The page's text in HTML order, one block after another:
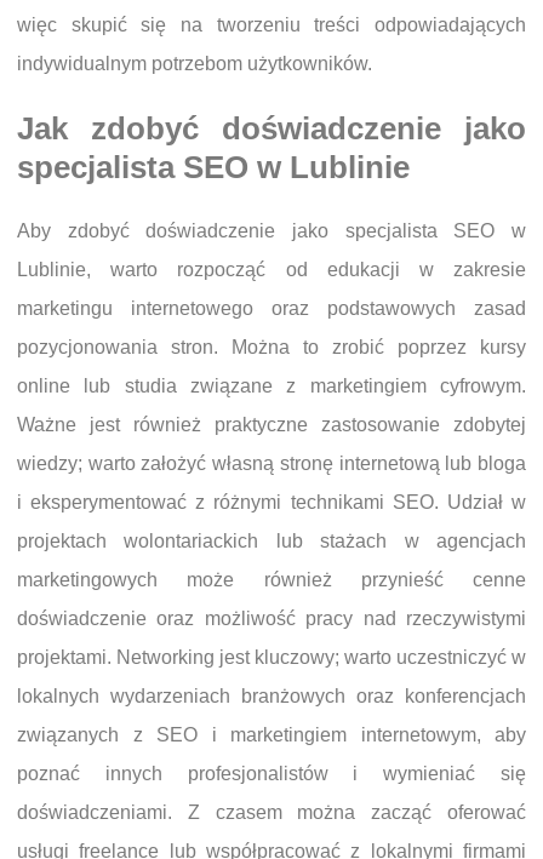
więc skupić się na tworzeniu treści odpowiadających
indywidualnym potrzebom użytkowników.
Jak zdobyć doświadczenie jako
specjalista SEO w Lublinie
Aby zdobyć doświadczenie jako specjalista SEO w
Lublinie, warto rozpocząć od edukacji w zakresie
marketingu internetowego oraz podstawowych zasad
pozycjonowania stron. Można to zrobić poprzez kursy
online lub studia związane z marketingiem cyfrowym.
Ważne jest również praktyczne zastosowanie zdobytej
wiedzy; warto założyć własną stronę internetową lub bloga
i eksperymentować z różnymi technikami SEO. Udział w
projektach wolontariackich lub stażach w agencjach
marketingowych może również przynieść cenne
doświadczenie oraz możliwość pracy nad rzeczywistymi
projektami. Networking jest kluczowy; warto uczestniczyć w
lokalnych wydarzeniach branżowych oraz konferencjach
związanych z SEO i marketingiem internetowym, aby
poznać innych profesjonalistów i wymieniać się
doświadczeniami. Z czasem można zacząć oferować
usługi freelance lub współpracować z lokalnymi firmami